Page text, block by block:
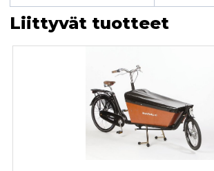
Liittyvät tuotteet